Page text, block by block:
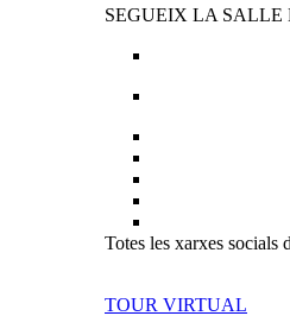
SEGUEIX LA SALLE
Totes les xarxes socials
TOUR VIRTUAL